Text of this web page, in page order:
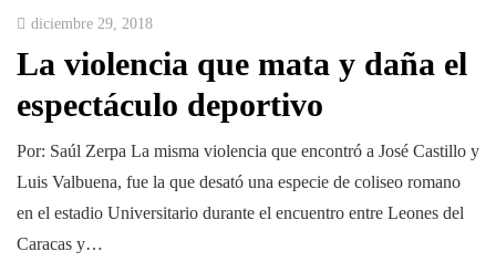
diciembre 29, 2018
La violencia que mata y daña el
espectáculo deportivo
Por: Saúl Zerpa La misma violencia que encontró a José Castillo y
Luis Valbuena, fue la que desató una especie de coliseo romano
en el estadio Universitario durante el encuentro entre Leones del
Caracas y…